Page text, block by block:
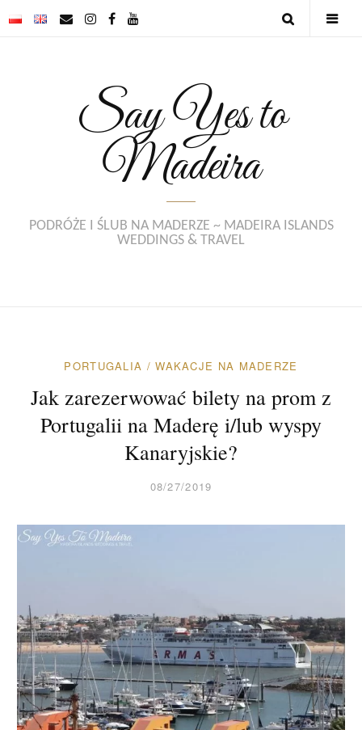
Say Yes to
Madeira
PODRÓŻE I ŚLUB NA MADERZE ~ MADEIRA ISLANDS
WEDDINGS & TRAVEL
PORTUGALIA /WAKACJE NA MADERZE
Jak zarezerwować bilety na prom z
Portugalii na Maderę i/lub wyspy
Kanaryjskie?
08/27/2019